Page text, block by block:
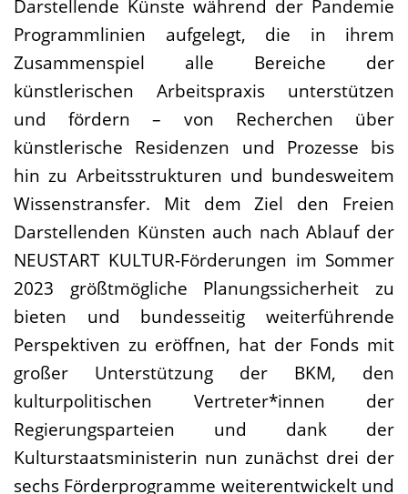
Darstellende Künste während der Pandemie
Programmlinien aufgelegt, die in ihrem
Zusammenspiel alle Bereiche der
künstlerischen Arbeitspraxis unterstützen
und fördern – von Recherchen über
künstlerische Residenzen und Prozesse bis
hin zu Arbeitsstrukturen und bundesweitem
Wissenstransfer. Mit dem Ziel den Freien
Darstellenden Künsten auch nach Ablauf der
NEUSTART KULTUR-Förderungen im Sommer
2023 größtmögliche Planungssicherheit zu
bieten und bundesseitig weiterführende
Perspektiven zu eröffnen, hat der Fonds mit
großer Unterstützung der BKM, den
kulturpolitischen Vertreter*innen der
Regierungsparteien und dank der
Kulturstaatsministerin nun zunächst drei der
sechs Förderprogramme weiterentwickelt und